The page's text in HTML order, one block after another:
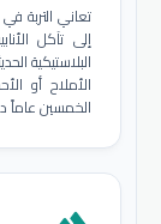
تعاني التربة
إلى تآكل
البلاستيكية
الأملاح أو
الخمسين عاماً